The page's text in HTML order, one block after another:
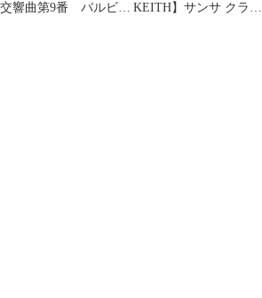
交響曲第9番 バルビロ KEITH】サンサ クラシ